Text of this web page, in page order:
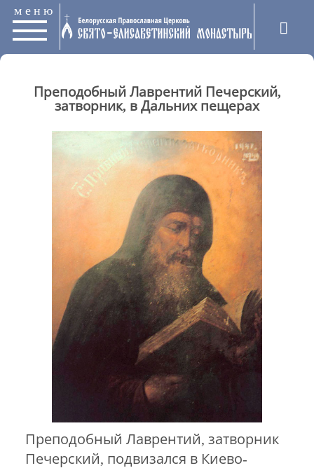
меню
Преподобный Лаврентий Печерский,
затворник, в Дальних пещерах
Преподобный Лаврентий, затворник
Печерский, подвизался в Киево-